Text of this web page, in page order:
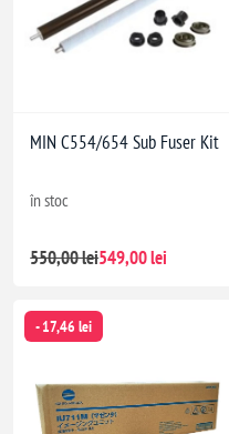
MIN C554/654 Sub Fuser Kit
în stoc
550,00 lei549,00 lei
- 17,46 lei